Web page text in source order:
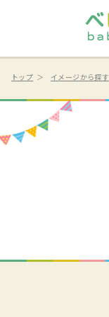
トップ イメージから探す